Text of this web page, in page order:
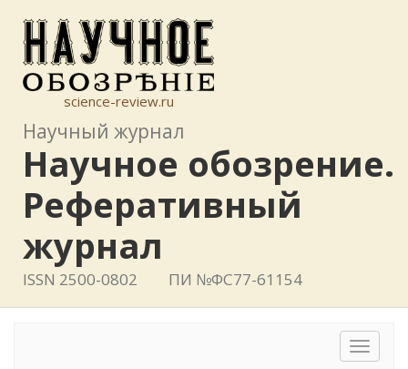
science-review.ru
Научный журнал
Научное обозрение.
Реферативный
журнал
ISSN 2500-0802 ПИ №ФС77-61154
Toggle